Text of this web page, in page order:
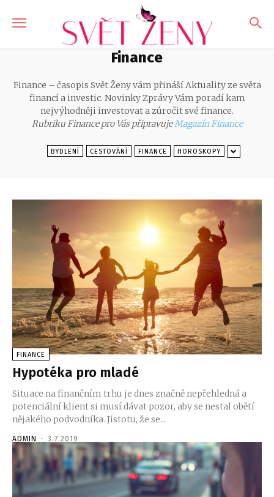
Finance
Finance – časopis Svět Ženy vám přináší Aktuality ze světa
financí a investic. Novinky Zprávy Vám poradí kam
nejvýhodněji investovat a zúročit své finance.
Rubriku Finance pro Vás připravujeMagazín Finance
BYDLENÍ CESTOVÁNÍ FINANCE HOROSKOPY
FINANCE
Hypotéka pro mladé
Situace na finančním trhu je dnes značně nepřehledná a
potenciální klient si musí dávat pozor, aby se nestal obětí
nějakého podvodníka. Jistotu, že se...
ADMIN - 3.7.2019